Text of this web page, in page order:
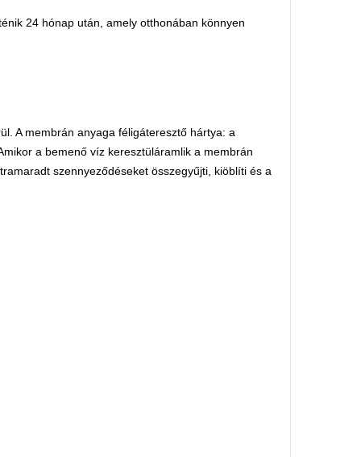
24 hónap után, amely otthonában könnyen
A membrán anyaga féligáteresztő hártya: a
a bemenő víz keresztüláramlik a membrán
szennyeződéseket összegyűjti, kiöblíti és a